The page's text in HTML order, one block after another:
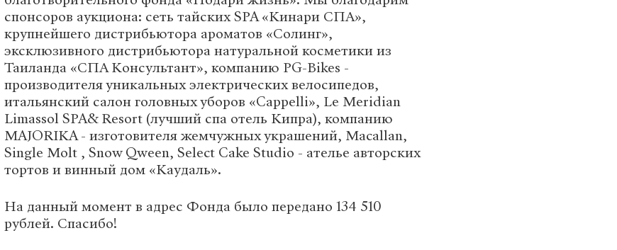
спонсоров аукциона: сеть тайских SPA «Кинари СПА»,
крупнейшего дистрибьютора ароматов «Солинг»,
эксклюзивного дистрибьютора натуральной косметики из
Таиланда «СПА Консультант», компанию PG-Bikes -
производителя уникальных электрических велосипедов,
итальянский салон головных уборов «Cappelli», Le Meridian
Limassol SPA& Resort (лучший спа отель Кипра), компанию
MAJORIKA - изготовителя жемчужных украшений, Macallan,
Single Molt , Snow Qween, Select Cake Studio - ателье авторских
тортов и винный дом «Каудаль».
На данный момент в адрес Фонда было передано 134 510
рублей. Спасибо!